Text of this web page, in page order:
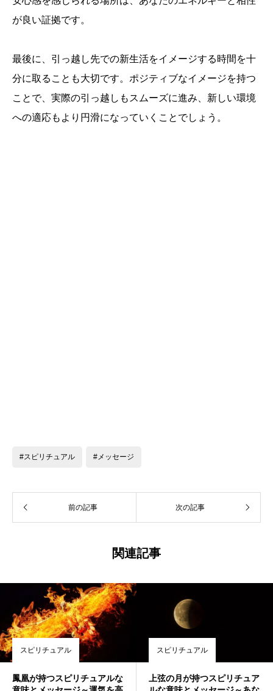
が良い証拠です。
最後に、引っ越し先での新生活をイメージする時間を十
分に取ることも大切です。ポジティブなイメージを持つ
ことで、実際の引っ越しもスムーズに進み、新しい環境
への適応もより円滑になっていくことでしょう。
#スピリチュアル #メッセージ
前の記事 次の記事
関連記事
スピリチュアル
鳳凰が持つスピリチュアルな
スピリチュアル
上弦の月が持つスピリチュア